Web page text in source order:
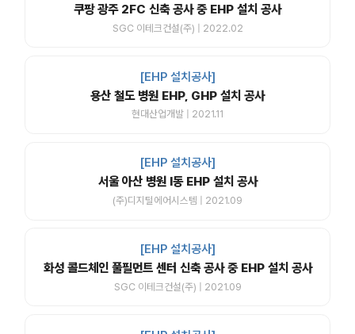
쿠팡 광주 2FC 신축 공사 중 EHP 설치 공사
SGC 이테크건설(주) | 2022.02
[EHP 설치공사]
용산 철도 병원 EHP, GHP 설치 공사
현대산업개발 | 2021.11
[EHP 설치공사]
서울 아산 병원 I동 EHP 설치 공사
(주)디지털에어시스템 | 2021.09
[EHP 설치공사]
화성 콜드체인 풀필먼트 센터 신축 공사 중 EHP 설치 공사
SGC 이테크건설(주) | 2021.09